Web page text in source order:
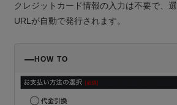
クレジットカード情報の入力は不要で、
URLが自動で発行されます。
HOW TO